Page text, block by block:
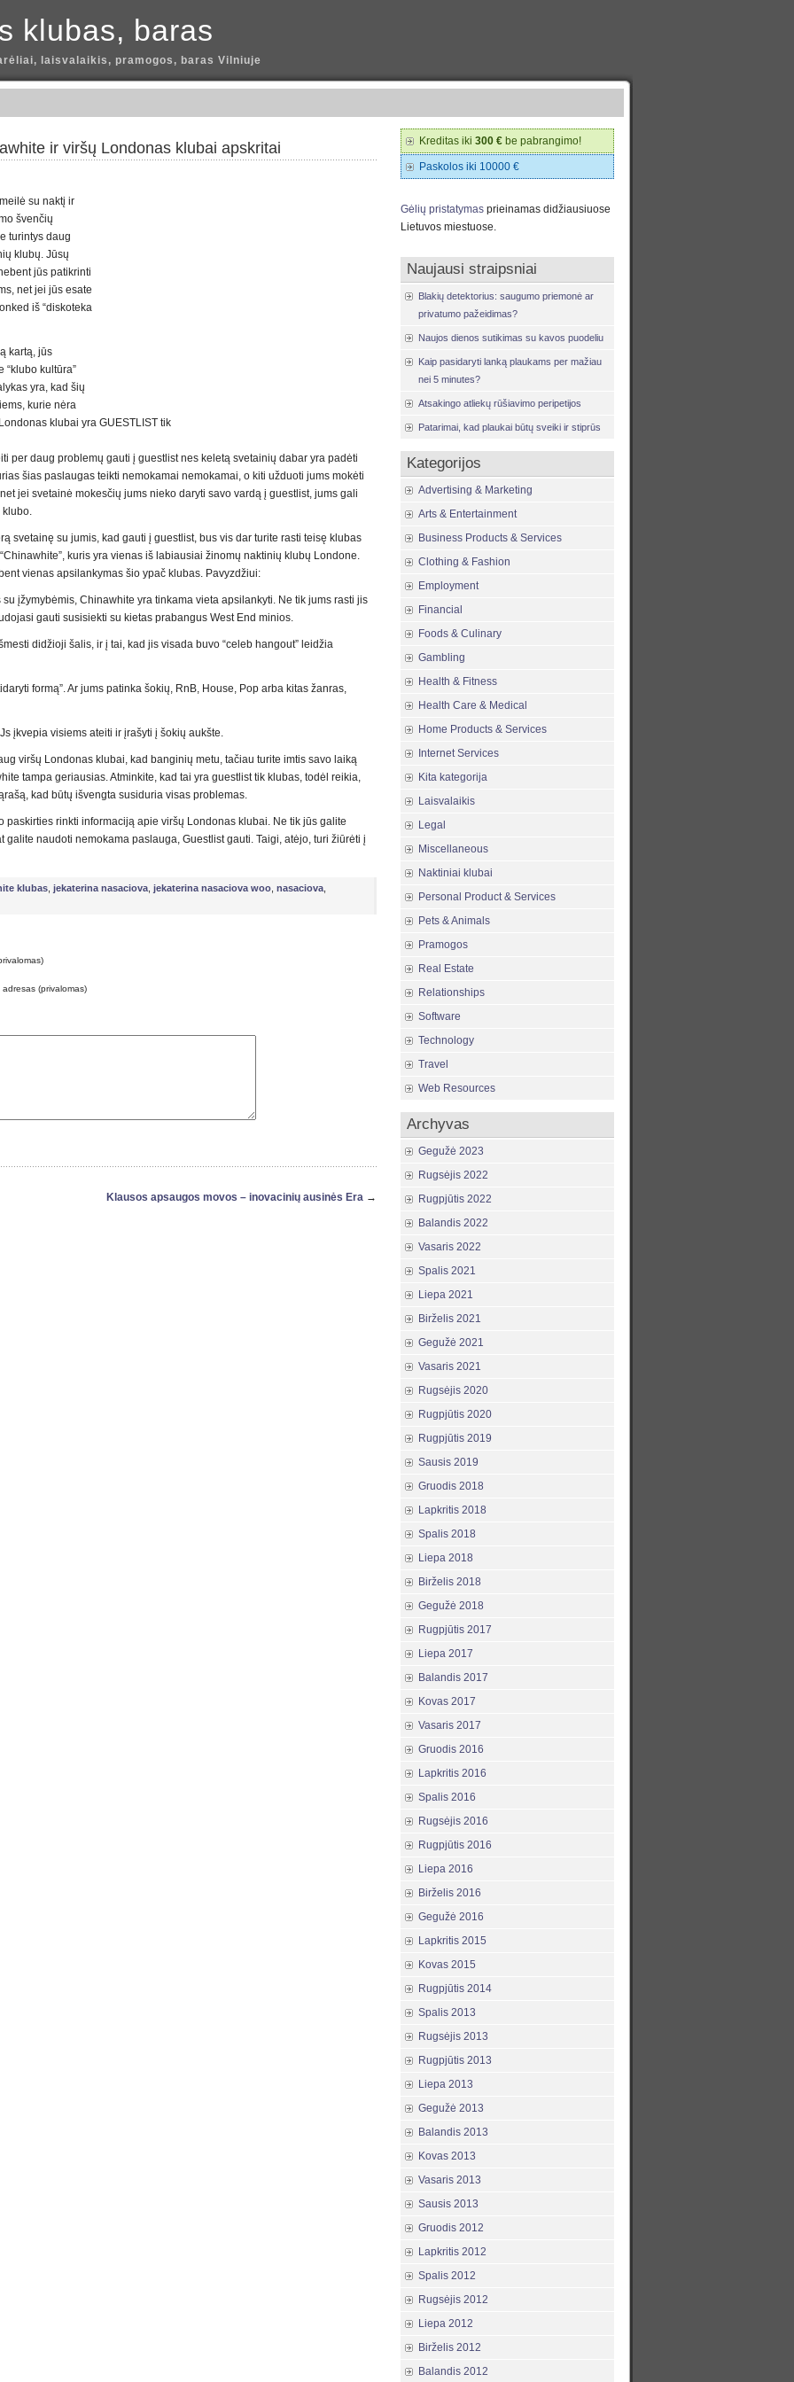
klubas, baras
laisvalaikis, pramogos, baras Vilniuje
ir viršų Londonas klubai apskritai
su naktį ir
švenčių
turintys daug
klubų. Jūsų
jūs patikrinti
net jei jūs esate
iš “diskoteka
kartą, jūs
“klubo kultūra”
yra, kad šių
kurie nėra
klubai yra GUESTLIST tik
per daug problemų gauti į guestlist nes keletą svetainių dabar yra padėti
šias paslaugas teikti nemokamai nemokamai, o kiti užduoti jums mokėti
jei svetainė mokesčių jums nieko daryti savo vardą į guestlist, jums gali
klubo.
svetainę su jumis, kad gauti į guestlist, bus vis dar turite rasti teisę klubas
kuris yra vienas iš labiausiai žinomų naktinių klubų Londone.
vienas apsilankymas šio ypač klubas. Pavyzdžiui:
įžymybėmis, Chinawhite yra tinkama vieta apsilankyti. Ne tik jums rasti jis
gauti susisiekti su kietas prabangus West End minios.
didžioji šalis, ir į tai, kad jis visada buvo “celeb hangout” leidžia
formą”. Ar jums patinka šokių, RnB, House, Pop arba kitas žanras,
įkvepia visiems ateiti ir įrašyti į šokių aukšte.
viršų Londonas klubai, kad banginių metu, tačiau turite imtis savo laiką
tampa geriausias. Atminkite, kad tai yra guestlist tik klubas, todėl reikia,
kad būtų išvengta susiduria visas problemas.
rinkti informaciją apie viršų Londonas klubai. Ne tik jūs galite
naudoti nemokama paslauga, Guestlist gauti. Taigi, atėjo, turi žiūrėti į
klubas jekaterina nasaciova jekaterina nasaciova woo nasaciova
(privalomas)
Klausos apsaugos movos – inovacinių ausinės Era →
Kreditas iki 300 € be pabrangimo!
Paskolos iki 10000 €
Gėlių pristatymas prieinamas didžiausiuose
Lietuvos miestuose.
Naujausi straipsniai
Blakių detektorius: saugumo priemonė ar
privatumo pažeidimas?
Naujos dienos sutikimas su kavos puodeliu
Kaip pasidaryti lanką plaukams per mažiau
nei 5 minutes?
Atsakingo atliekų rūšiavimo peripetijos
Patarimai, kad plaukai būtų sveiki ir stiprūs
Kategorijos
Advertising & Marketing
Arts & Entertainment
Business Products & Services
Clothing & Fashion
Employment
Financial
Foods & Culinary
Gambling
Health & Fitness
Health Care & Medical
Home Products & Services
Internet Services
Kita kategorija
Laisvalaikis
Legal
Miscellaneous
Naktiniai klubai
Personal Product & Services
Pets & Animals
Pramogos
Real Estate
Relationships
Software
Technology
Travel
Web Resources
Archyvas
Gegužė 2023
Rugsėjis 2022
Rugpjūtis 2022
Balandis 2022
Vasaris 2022
Spalis 2021
Liepa 2021
Birželis 2021
Gegužė 2021
Vasaris 2021
Rugsėjis 2020
Rugpjūtis 2020
Rugpjūtis 2019
Sausis 2019
Gruodis 2018
Lapkritis 2018
Spalis 2018
Liepa 2018
Birželis 2018
Gegužė 2018
Rugpjūtis 2017
Liepa 2017
Balandis 2017
Kovas 2017
Vasaris 2017
Gruodis 2016
Lapkritis 2016
Spalis 2016
Rugsėjis 2016
Rugpjūtis 2016
Liepa 2016
Birželis 2016
Gegužė 2016
Lapkritis 2015
Kovas 2015
Rugpjūtis 2014
Spalis 2013
Rugsėjis 2013
Rugpjūtis 2013
Liepa 2013
Gegužė 2013
Balandis 2013
Kovas 2013
Vasaris 2013
Sausis 2013
Gruodis 2012
Lapkritis 2012
Spalis 2012
Rugsėjis 2012
Liepa 2012
Birželis 2012
Balandis 2012